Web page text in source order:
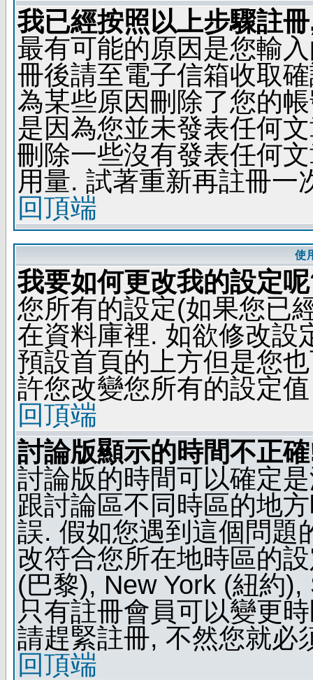
我已經按照以上步驟註
最有可能的原因是您輸
冊後請至電子信箱收取
為某些原因刪除了您的
是因為您並未發表任何
刪除一些沒有發表任何
用量. 試著重新再註冊一
回頂端
使
我要如何更改我的設定
您所有的設定(如果您已
在資料庫裡. 如欲修改設
預設首頁的上方但是您
許您改變您所有的設定值
回頂端
討論版顯示的時間不正
討論版的時間可以確定
跟討論區不同時區的地
誤. 假如您遇到這個問題
改符合您所在地時區的
(巴黎), New York (紐約
只有註冊會員可以變更
請趕緊註冊, 不然您就必
回頂端